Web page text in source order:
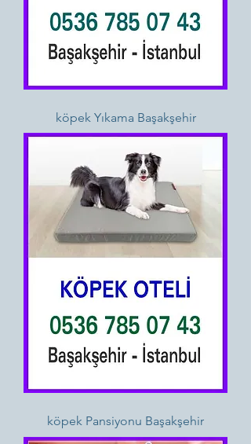
köpek Yıkama Başakşehir
köpek Pansiyonu Başakşehir